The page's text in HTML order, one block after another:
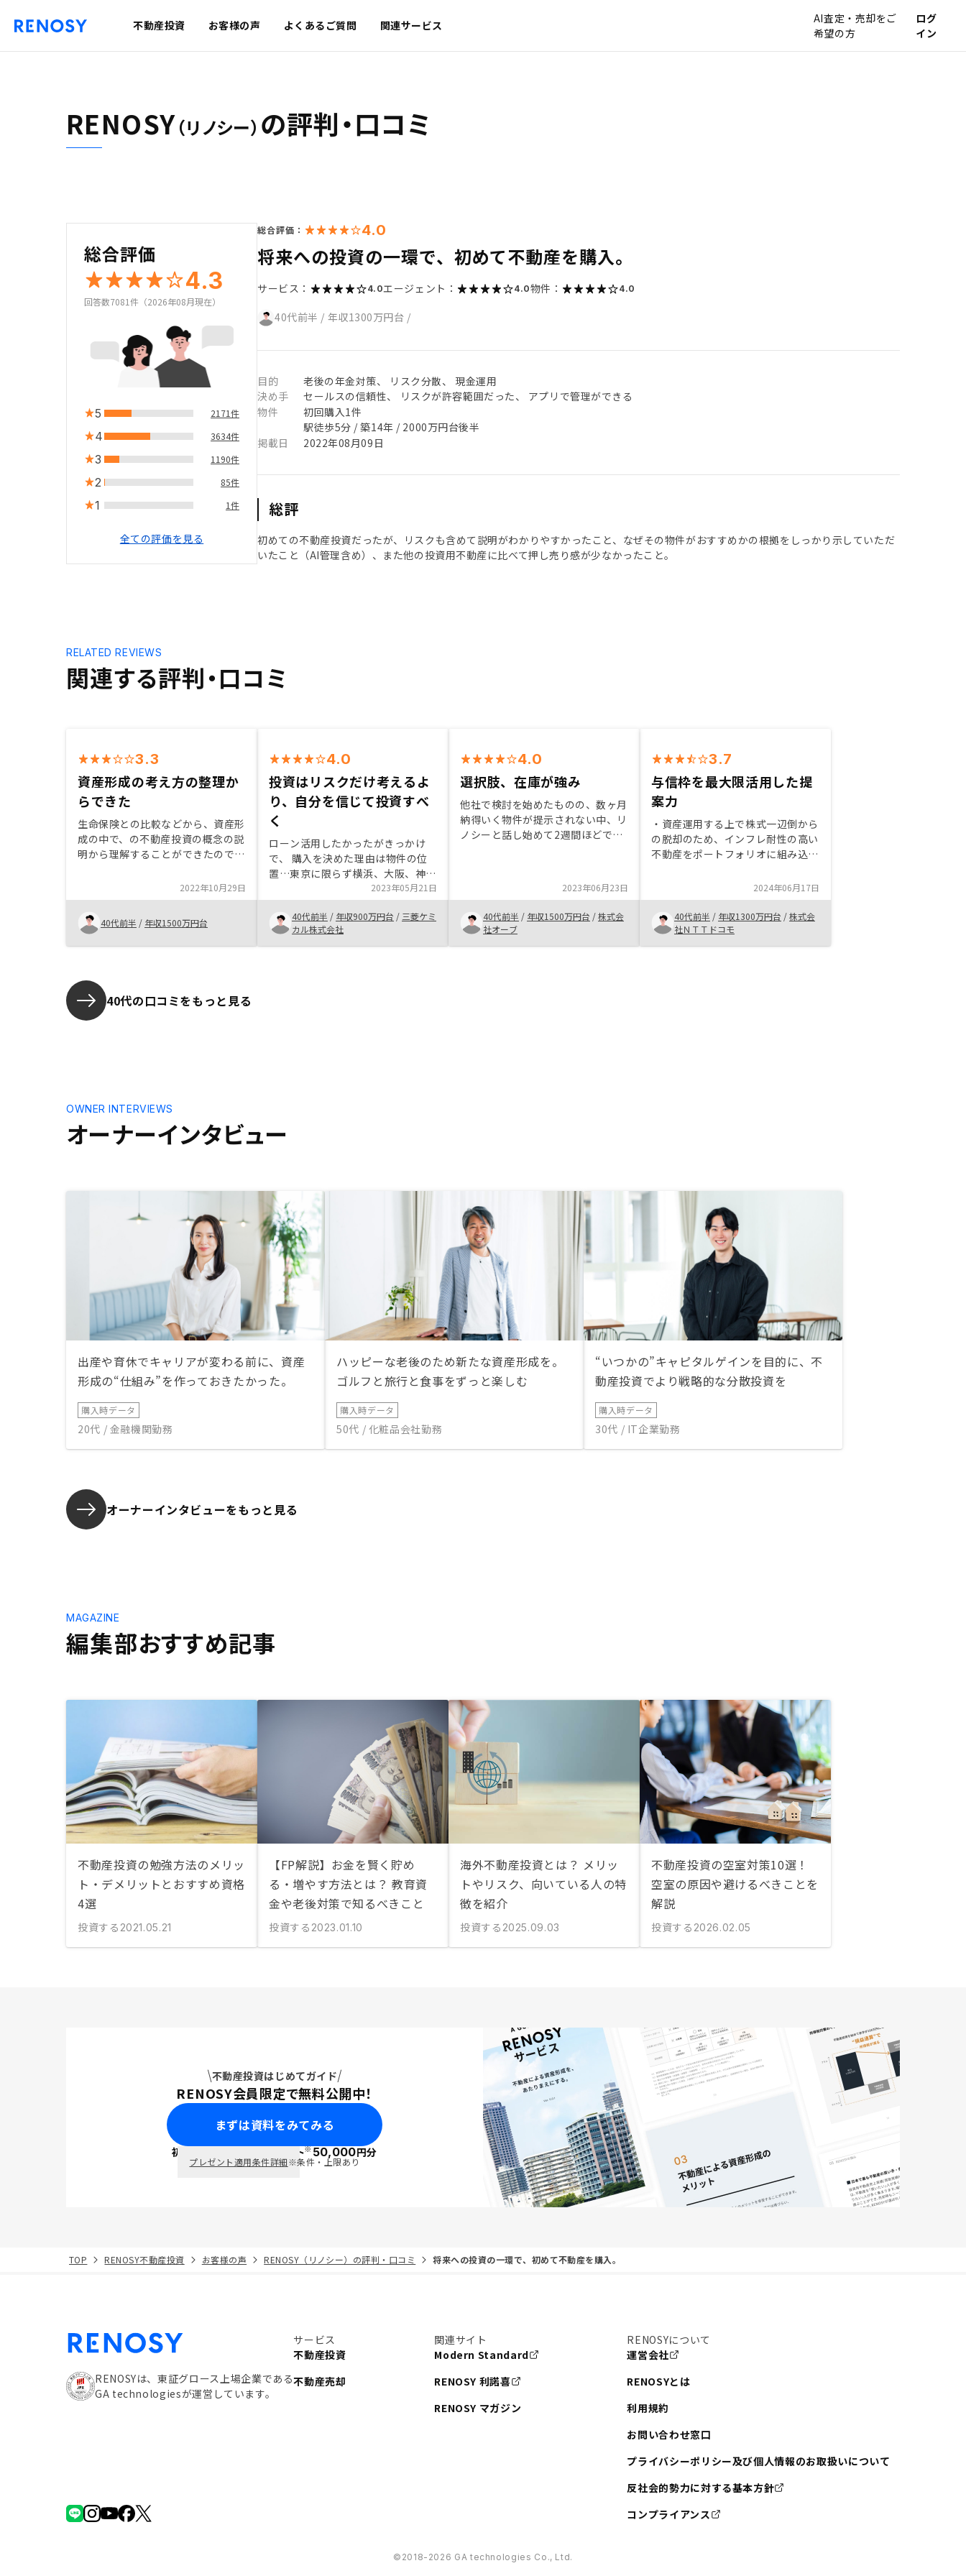
不動産投資 お客様の声 よくあるご質問 関連サービス
AI査定・売却をご
希望の方
ログ
イン
RENOSY（リノシー） の評判・口コミ
総合評価
4.3
回答数7081件（2026年08月現在）
5 2171件
4 3634件
3 1190件
2 85件
1 1件
全ての評価を見る
総合評価： 4.0
将来への投資の一環で、初めて不動産を購入。
サービス： 4.0エージェント： 4.0物件： 4.0
40代前半 / 年収1300万円台 /
目的
老後の年金対策、 リスク分散、 現金運用
決め手
セールスの信頼性、 リスクが許容範囲だった、 アプリで管理ができる
物件
初回購入1件
駅徒歩5分 / 築14年 / 2000万円台後半
掲載日
2022年08月09日
総評
初めての不動産投資だったが、リスクも含めて説明がわかりやすかったこと、なぜその物件がおすすめかの根拠をしっかり示していただ
いたこと（AI管理含め）、また他の投資用不動産に比べて押し売り感が少なかったこと。
関連する評判・口コミ
RELATED REVIEWS
3.3
資産形成の考え方の整理か
らできた
生命保険との比較などから、資産形
成の中で、の不動産投資の概念の説
明から理解することができたので、
べ、値下がりの可能性がある程度、
想定できる範囲がある点は、不動産
投資の良い点だと思う。
2022年10月29日
40代前半 / 年収1500万円台
4.0
投資はリスクだけ考えるよ
り、自分を信じて投資すべ
く
ローン活用したかったがきっかけ
で、 購入を決めた理由は物件の位
置…東京に限らず横浜、大阪、神
戸、博多まで多数の物件をご紹介い
ただいて どの物件にするか迷いも
ありましたが物件価格が割りやすか
ったのでリスクもなく投資ができる
ことで購入を決めた
2023年05月21日
40代前半 / 年収900万円台 / 三菱ケミ
カル株式会社
4.0
選択肢、在庫が強み
他社で検討を始めたものの、数ヶ月
納得いく物件が提示されない中、リ
ノシーと話し始めて2週間ほどで良
また申し込み後のプロセスも整理さ
れておりスムーズでした。
2023年06月23日
40代前半 / 年収1500万円台 /株式会
社オーブ
3.7
与信枠を最大限活用した提
案力
・資産運用する上で株式一辺倒から
の脱却のため、インフレ耐性の高い
不動産をポートフォリオに組み込ん
い武器である信用を活用しレバレッ
ジを効かせされる不動産は株式投資
との両立が出来る面でも最適であっ
た（信用の資産化）契約に際して、
セールスのサポートスタッフの方の
2024年06月17日
40代前半 / 年収1300万円台 /株式会
社ＮＴＴドコモ
40代の口コミをもっと見る
オーナーインタビュー
OWNER INTERVIEWS
出産や育休でキャリアが変わる前に、資産
形成の“仕組み”を作っておきたかった。
購入時データ
20代 / 金融機関勤務
ハッピーな老後のため新たな資産形成を。
ゴルフと旅行と食事をずっと楽しむ
購入時データ
50代 / 化粧品会社勤務
“いつかの”キャピタルゲインを目的に、不
動産投資でより戦略的な分散投資を
購入時データ
30代 / IT企業勤務
オーナーインタビューをもっと見る
編集部おすすめ記事
MAGAZINE
不動産投資の勉強方法のメリッ
ト・デメリットとおすすめ資格
4選
投資する 2021.05.21
【FP解説】お金を賢く貯め
る・増やす方法とは？ 教育資
金や老後対策で知るべきこと
投資する 2023.01.10
海外不動産投資とは？ メリッ
トやリスク、向いている人の特
徴を紹介
投資する 2025.09.03
不動産投資の空室対策10選！
空室の原因や避けるべきことを
解説
投資する 2026.02.05
不動産投資はじめてガイド
RENOSY会員限定で無料公開中！
まずは資料をみてみる
初回面談で ポイント※50,000円分
プレゼント適用条件詳細※条件・上限あり
TOP RENOSY不動産投資 お客様の声 RENOSY（リノシー）の評判・口コミ 将来への投資の一環で、初めて不動産を購入。
RENOSYは、東証グロース上場企業である
GA technologiesが運営しています。
サービス
不動産投資
不動産売却
関連サイト
Modern Standard
RENOSY 利諾喜
RENOSY マガジン
RENOSYについて
運営会社
RENOSYとは
利用規約
お問い合わせ窓口
プライバシーポリシー及び個人情報のお取扱いについて
反社会的勢力に対する基本方針
コンプライアンス
©︎2018-2026 GA technologies Co., Ltd.